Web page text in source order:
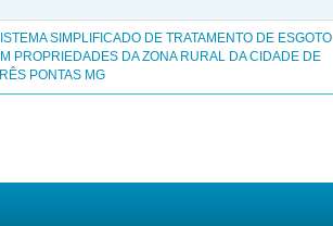
SIMPLIFICADO DE TRATAMENTO DE ESGOTO
PROPRIEDADES DA ZONA RURAL DA CIDADE DE
PONTAS MG